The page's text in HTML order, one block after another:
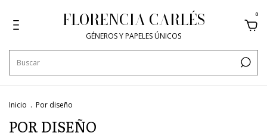
FLORENCIA CARLÉS
GÉNEROS Y PAPELES ÚNICOS
0
Inicio . Por diseño
POR DISEÑO